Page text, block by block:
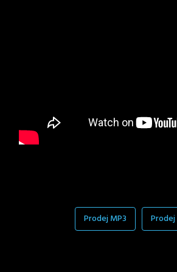
Prodej MP3 Prodej